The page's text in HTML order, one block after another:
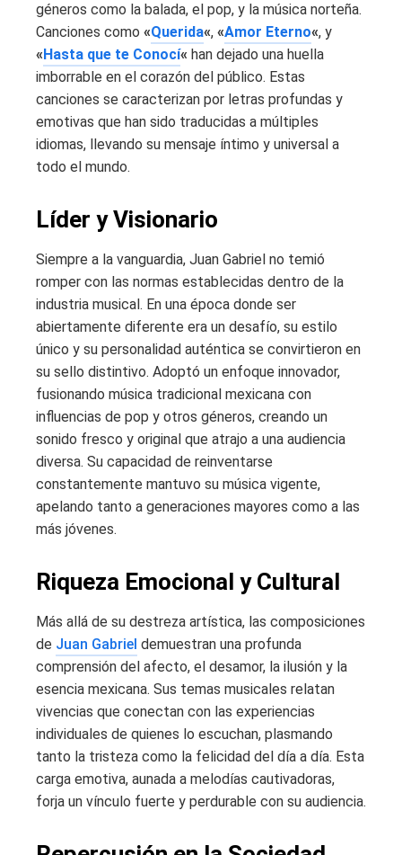
géneros como la balada, el pop, y la música norteña.
Canciones como «Querida«, «Amor Eterno«, y
« Hasta que te Conocí« han dejado una huella
imborrable en el corazón del público. Estas
canciones se caracterizan por letras profundas y
emotivas que han sido traducidas a múltiples
idiomas, llevando su mensaje íntimo y universal a
todo el mundo.
Líder y Visionario
Siempre a la vanguardia, Juan Gabriel no temió
romper con las normas establecidas dentro de la
industria musical. En una época donde ser
abiertamente diferente era un desafío, su estilo
único y su personalidad auténtica se convirtieron en
su sello distintivo. Adoptó un enfoque innovador,
fusionando música tradicional mexicana con
influencias de pop y otros géneros, creando un
sonido fresco y original que atrajo a una audiencia
diversa. Su capacidad de reinventarse
constantemente mantuvo su música vigente,
apelando tanto a generaciones mayores como a las
más jóvenes.
Riqueza Emocional y Cultural
Más allá de su destreza artística, las composiciones
de Juan Gabriel demuestran una profunda
comprensión del afecto, el desamor, la ilusión y la
esencia mexicana. Sus temas musicales relatan
vivencias que conectan con las experiencias
individuales de quienes lo escuchan, plasmando
tanto la tristeza como la felicidad del día a día. Esta
carga emotiva, aunada a melodías cautivadoras,
forja un vínculo fuerte y perdurable con su audiencia.